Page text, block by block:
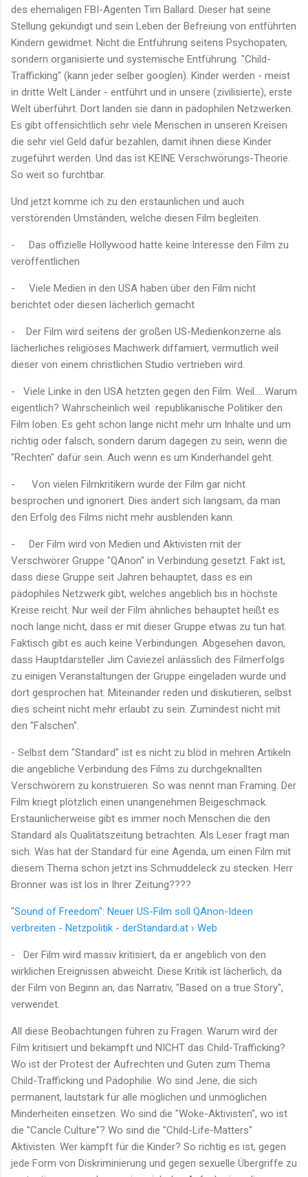
des ehemaligen FBI-Agenten Tim Ballard. Dieser hat seine
Stellung gekündigt und sein Leben der Befreiung von entführten
Kindern gewidmet. Nicht die Entführung seitens Psychopaten,
sondern organisierte und systemische Entführung. "Child-
Trafficking" (kann jeder selber googlen). Kinder werden - meist
in dritte Welt Länder - entführt und in unsere (zivilisierte), erste
Welt überführt. Dort landen sie dann in pädophilen Netzwerken.
Es gibt offensichtlich sehr viele Menschen in unseren Kreisen
die sehr viel Geld dafür bezahlen, damit ihnen diese Kinder
zugeführt werden. Und das ist KEINE Verschwörungs-Theorie.
So weit so furchtbar.
Und jetzt komme ich zu den erstaunlichen und auch
verstörenden Umständen, welche diesen Film begleiten.
-
Das offizielle Hollywood hatte keine Interesse den Film zu
veröffentlichen
-
Viele Medien in den USA haben über den Film nicht
berichtet oder diesen lächerlich gemacht
- Der Film wird seitens der großen US-Medienkonzerne als
lächerliches religiöses Machwerk diffamiert, vermutlich weil
dieser von einem christlichen Studio vertrieben wird.
- Viele Linke in den USA hetzten gegen den Film. Weil.....Warum
eigentlich? Wahrscheinlich weil republikanische Politiker den
Film loben. Es geht schon lange nicht mehr um Inhalte und um
richtig oder falsch, sondern darum dagegen zu sein, wenn die
"Rechten" dafür sein. Auch wenn es um Kinderhandel geht.
-
Von vielen Filmkritikern wurde der Film gar nicht
besprochen und ignoriert. Dies ändert sich langsam, da man
den Erfolg des Films nicht mehr ausblenden kann.
- Der Film wird von Medien und Aktivisten mit der
Verschwörer Gruppe "QAnon" in Verbindung gesetzt. Fakt ist,
dass diese Gruppe seit Jahren behauptet, dass es ein
pädophiles Netzwerk gibt, welches angeblich bis in höchste
Kreise reicht. Nur weil der Film ähnliches behauptet heißt es
noch lange nicht, dass er mit dieser Gruppe etwas zu tun hat.
Faktisch gibt es auch keine Verbindungen. Abgesehen davon,
dass Hauptdarsteller Jim Caviezel anlässlich des Filmerfolgs
zu einigen Veranstaltungen der Gruppe eingeladen wurde und
dort gesprochen hat. Miteinander reden und diskutieren, selbst
dies scheint nicht mehr erlaubt zu sein. Zumindest nicht mit
den "Falschen".
- Selbst dem "Standard" ist es nicht zu blöd in mehren Artikeln
die angebliche Verbindung des Films zu durchgeknallten
Verschwörern zu konstruieren. So was nennt man Framing. Der
Film kriegt plötzlich einen unangenehmen Beigeschmack.
Erstaunlicherweise gibt es immer noch Menschen die den
Standard als Qualitätszeitung betrachten. Als Leser fragt man
sich: Was hat der Standard für eine Agenda, um einen Film mit
diesem Thema schon jetzt ins Schmuddeleck zu stecken. Herr
Bronner was ist los in Ihrer Zeitung????
"Sound of Freedom": Neuer US-Film soll QAnon-Ideen
verbreiten - Netzpolitik - derStandard.at › Web
- Der Film wird massiv kritisiert, da er angeblich von den
wirklichen Ereignissen abweicht. Diese Kritik ist lächerlich, da
der Film von Beginn an, das Narrativ, "Based on a true Story",
verwendet.
All diese Beobachtungen führen zu Fragen. Warum wird der
Film kritisiert und bekämpft und NICHT das Child-Trafficking?
Wo ist der Protest der Aufrechten und Guten zum Thema
Child-Trafficking und Pädophilie. Wo sind Jene, die sich
permanent, lautstark für alle möglichen und unmöglichen
Minderheiten einsetzen. Wo sind die "Woke-Aktivisten", wo ist
die "Cancle Culture"? Wo sind die "Child-Life-Matters"
Aktivisten. Wer kämpft für die Kinder? So richtig es ist, gegen
jede Form von Diskriminierung und gegen sexuelle Übergriffe zu